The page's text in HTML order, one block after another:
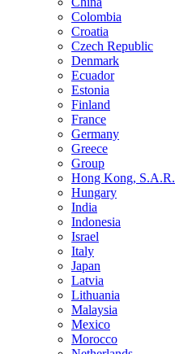
Colombia
Croatia
Czech Republic
Denmark
Ecuador
Estonia
Finland
France
Germany
Greece
Group
Hong Kong, S.A.R.
Hungary
India
Indonesia
Israel
Italy
Japan
Latvia
Lithuania
Malaysia
Mexico
Morocco